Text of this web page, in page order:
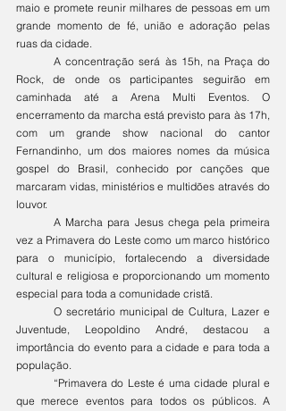
maio e promete reunir milhares de pessoas em um
grande momento de fé, união e adoração pelas
ruas da cidade.
	A concentração será às 15h, na Praça do
Rock, de onde os participantes seguirão em
caminhada até a Arena Multi Eventos. O
encerramento da marcha está previsto para às 17h,
com um grande show nacional do cantor
Fernandinho, um dos maiores nomes da música
gospel do Brasil, conhecido por canções que
marcaram vidas, ministérios e multidões através do
louvor.
	A Marcha para Jesus chega pela primeira
vez a Primavera do Leste como um marco histórico
para o município, fortalecendo a diversidade
cultural e religiosa e proporcionando um momento
especial para toda a comunidade cristã.
Juventude, Leopoldino André, destacou a
importância do evento para a cidade e para toda a
população.
que merece eventos para todos os públicos. A